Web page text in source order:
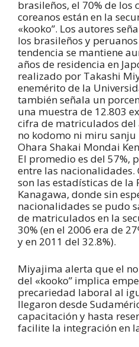
brasileños, el 70% de los
coreanos están en la
«kooko”. Los autores
los brasileños y
tendencia se mantiene
años de residencia en
realizado por Takashi
enemérito de la
también señala un
una muestra de 12.803
cifra de matriculados del
no kodomo ni miru
Ohara Shakai Mondai
El promedio es del 57%,
entre las
son las estadísticas de la
Kanagawa, donde sin
nacionalidades se pudo
de matriculados en la
30% (en el 2006 era de
y en 2011 del 32.8%).
Miyajima alerta que el
del «kooko” implica
precariedad laboral al
llegaron desde
capacitación y hasta
facilite la integración en